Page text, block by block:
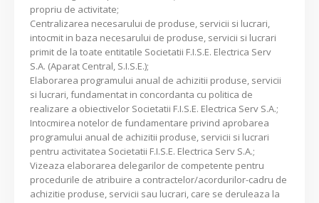
propriu de activitate;
Centralizarea necesarului de produse, servicii si lucrari,
intocmit in baza necesarului de produse, servicii si lucrari
primit de la toate entitatile Societatii F.I.S.E. Electrica Serv
S.A. (Aparat Central, S.I.S.E.);
Elaborarea programului anual de achizitii produse, servicii
si lucrari, fundamentat in concordanta cu politica de
realizare a obiectivelor Societatii F.I.S.E. Electrica Serv S.A.;
Intocmirea notelor de fundamentare privind aprobarea
programului anual de achizitii produse, servicii si lucrari
pentru activitatea Societatii F.I.S.E. Electrica Serv S.A.;
Vizeaza elaborarea delegarilor de competente pentru
procedurile de atribuire a contractelor/acordurilor-cadru de
achizitie produse, servicii sau lucrari, care se deruleaza la